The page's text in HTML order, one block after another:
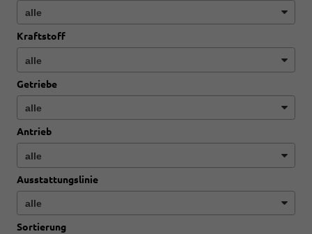
Kraftstoff
Getriebe
Antrieb
Ausstattungslinie
Sortierung